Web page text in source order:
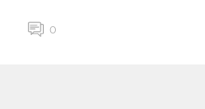
0